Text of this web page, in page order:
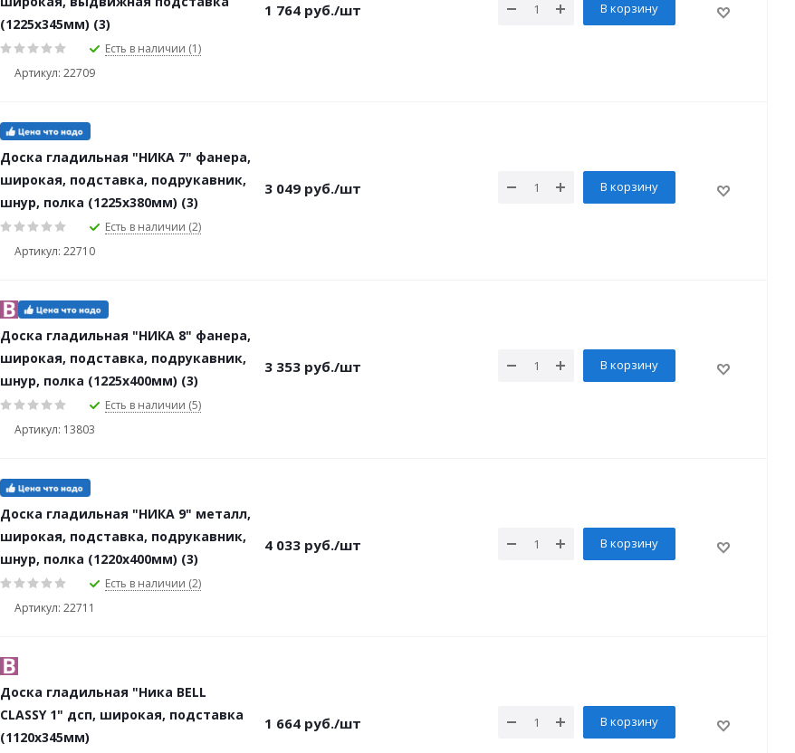
(1225х345мм) (3)
Есть в наличии (1)
Артикул: 22709
1 764 руб./шт В корзину
Доска гладильная "НИКА 7" фанера,
широкая, подставка, подрукавник,
шнур, полка (1225х380мм) (3)
Есть в наличии (2)
Артикул: 22710
3 049 руб./шт В корзину
Доска гладильная "НИКА 8" фанера,
широкая, подставка, подрукавник,
шнур, полка (1225х400мм) (3)
Есть в наличии (5)
Артикул: 13803
3 353 руб./шт В корзину
Доска гладильная "НИКА 9" металл,
широкая, подставка, подрукавник,
шнур, полка (1220х400мм) (3)
Есть в наличии (2)
Артикул: 22711
4 033 руб./шт В корзину
Доска гладильная "Ника BELL
CLASSY 1" дсп, широкая, подставка
(1120х345мм)
1 664 руб./шт В корзину